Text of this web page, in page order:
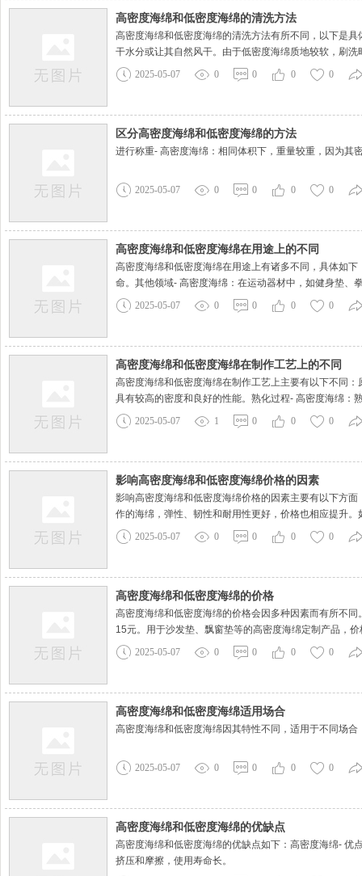
高密度海绵和低密度海绵的清洗方法
高密度海绵和低密度海绵的清洗方法有所不同，以下是
干水分或让其自然风干。由于低密度海绵质地较软，刷
2025-05-07
0 0 0 0
区分高密度海绵和低密度海绵的方法
进行称重- 高密度海绵：相同体积下，重量较重，因为其
2025-05-07 0 0 0 0
高密度海绵和低密度海绵在用途上的不同
高密度海绵和低密度海绵在用途上有诸多不同，具体如
命。其他领域- 高密度海绵：在运动器材中，如健身垫、
2025-05-07
0 0 0 0
高密度海绵和低密度海绵在制作工艺上的不同
高密度海绵和低密度海绵在制作工艺上主要有以下不同
具有较高的密度和良好的性能。熟化过程- 高密度海绵：
2025-05-07
1 0 0 0
影响高密度海绵和低密度海绵价格的因素
影响高密度海绵和低密度海绵价格的因素主要有以下方
作的海绵，弹性、韧性和耐用性更好，价格也相应提升
2025-05-07
0 0 0 0
高密度海绵和低密度海绵的价格
高密度海绵和低密度海绵的价格会因多种因素而有所不
15元。用于沙发垫、飘窗垫等的高密度海绵定制产品，
2025-05-07
0 0 0 0
高密度海绵和低密度海绵适用场合
高密度海绵和低密度海绵因其特性不同，适用于不同场
2025-05-07 0 0 0 0
高密度海绵和低密度海绵的优缺点
高密度海绵和低密度海绵的优缺点如下：高密度海绵- 优
挤压和摩擦，使用寿命长。